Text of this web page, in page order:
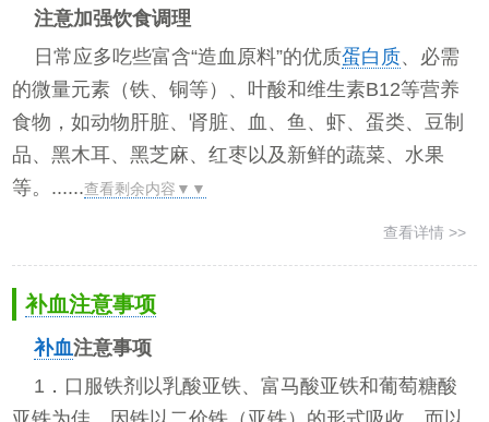
注意加强饮食调理
日常应多吃些富含“造血原料”的优质蛋白质、必需
的微量元素（铁、铜等）、叶酸和维生素B12等营养
食物，如动物肝脏、肾脏、血、鱼、虾、蛋类、豆制
品、黑木耳、黑芝麻、红枣以及新鲜的蔬菜、水果
等。......查看剩余内容▼▼
查看详情 >>
补血注意事项
补血注意事项
1．口服铁剂以乳酸亚铁、富马酸亚铁和葡萄糖酸